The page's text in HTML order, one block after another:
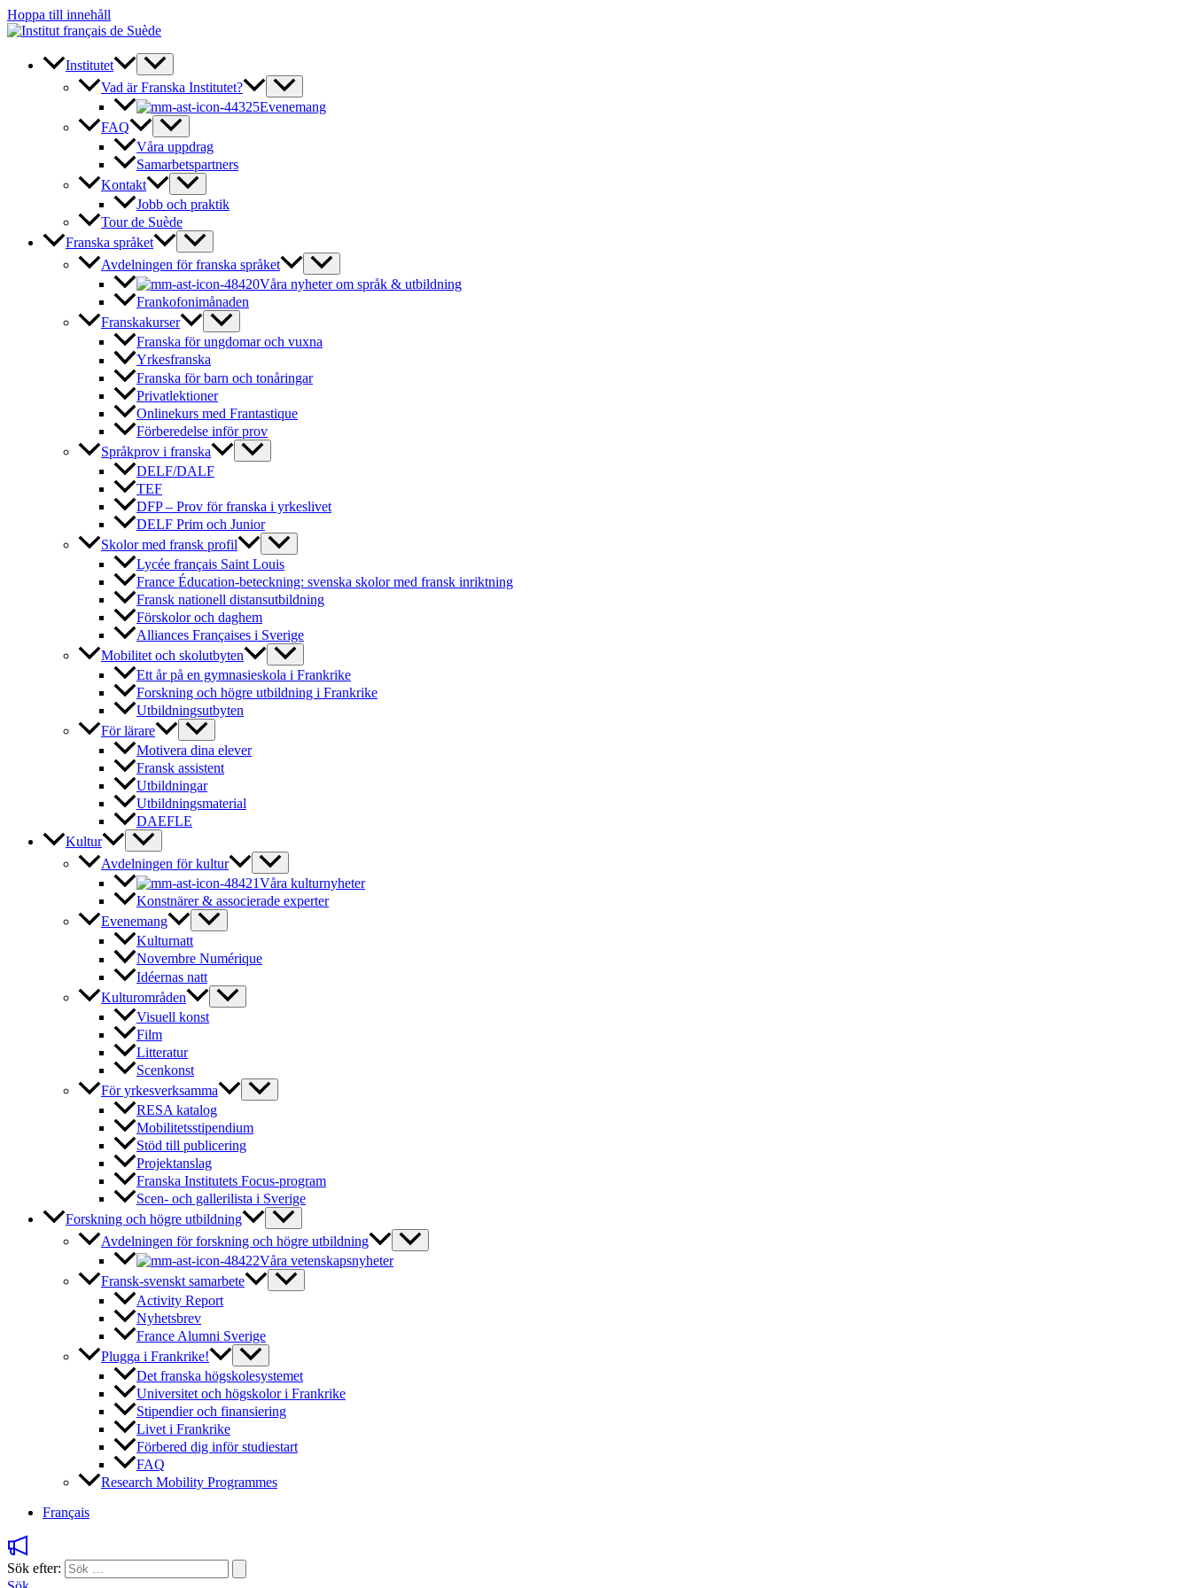
Hoppa till innehåll
Institutet
Vad är Franska Institutet?
Evenemang
FAQ
Våra uppdrag
Samarbetspartners
Kontakt
Jobb och praktik
Tour de Suède
Franska språket
Avdelningen för franska språket
Våra nyheter om språk & utbildning
Frankofonimånaden
Franskakurser
Franska för ungdomar och vuxna
Yrkesfranska
Franska för barn och tonåringar
Privatlektioner
Onlinekurs med Frantastique
Förberedelse inför prov
Språkprov i franska
DELF/DALF
TEF
DFP – Prov för franska i yrkeslivet
DELF Prim och Junior
Skolor med fransk profil
Lycée français Saint Louis
France Éducation-beteckning: svenska skolor med fransk inriktning
Fransk nationell distansutbildning
Förskolor och daghem
Alliances Françaises i Sverige
Mobilitet och skolutbyten
Ett år på en gymnasieskola i Frankrike
Forskning och högre utbildning i Frankrike
Utbildningsutbyten
För lärare
Motivera dina elever
Fransk assistent
Utbildningar
Utbildningsmaterial
DAEFLE
Kultur
Avdelningen för kultur
Våra kulturnyheter
Konstnärer & associerade experter
Evenemang
Kulturnatt
Novembre Numérique
Idéernas natt
Kulturområden
Visuell konst
Film
Litteratur
Scenkonst
För yrkesverksamma
RESA katalog
Mobilitetsstipendium
Stöd till publicering
Projektanslag
Franska Institutets Focus-program
Scen- och gallerilista i Sverige
Forskning och högre utbildning
Avdelningen för forskning och högre utbildning
Våra vetenskapsnyheter
Fransk-svenskt samarbete
Activity Report
Nyhetsbrev
France Alumni Sverige
Plugga i Frankrike!
Det franska högskolesystemet
Universitet och högskolor i Frankrike
Stipendier och finansiering
Livet i Frankrike
Förbered dig inför studiestart
FAQ
Research Mobility Programmes
Français
Sök efter: